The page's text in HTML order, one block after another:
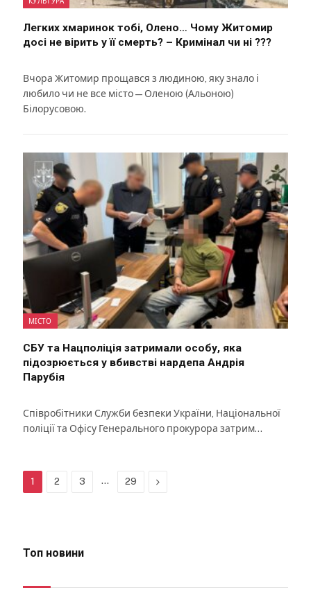
Легких хмаринок тобі, Олено… Чому Житомир
досі не вірить у її смерть? – Кримінал чи ні ???
Вчора Житомир прощався з людиною, яку знало і
любило чи не все місто — Оленою (Альоною)
Білорусовою.
МІСТО
СБУ та Нацполіція затримали особу, яка
підозрюється у вбивстві нардепа Андрія
Парубія
Співробітники Служби безпеки України, Національної
поліції та Офісу Генерального прокурора затрим…
1 2 3 … 29 Next
Топ новини